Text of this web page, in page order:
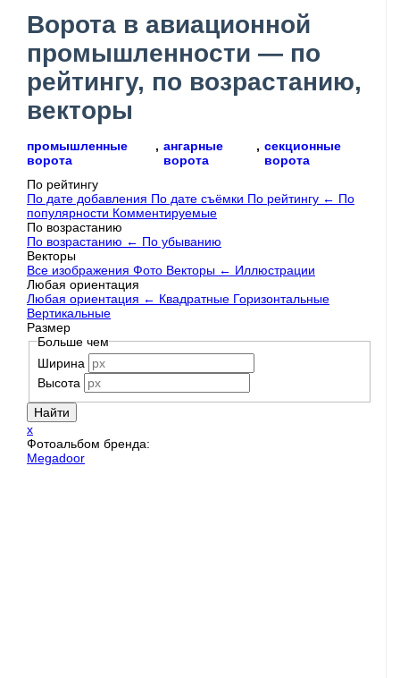
Ворота в авиационной
промышленности — по
рейтингу, по возрастанию,
векторы
промышленные
ворота
, ангарные
ворота
, секционные
ворота
По рейтингу
По дате добавления По дате съёмки По рейтингу ← По
популярности Комментируемые
По возрастанию
По возрастанию ← По убыванию
Векторы
Все изображения Фото Векторы ← Иллюстрации
Любая ориентация
Любая ориентация ← Квадратные Горизонтальные
Вертикальные
Размер
Больше чем
Ширина
Высота
x
Фотоальбом бренда:
Megadoor